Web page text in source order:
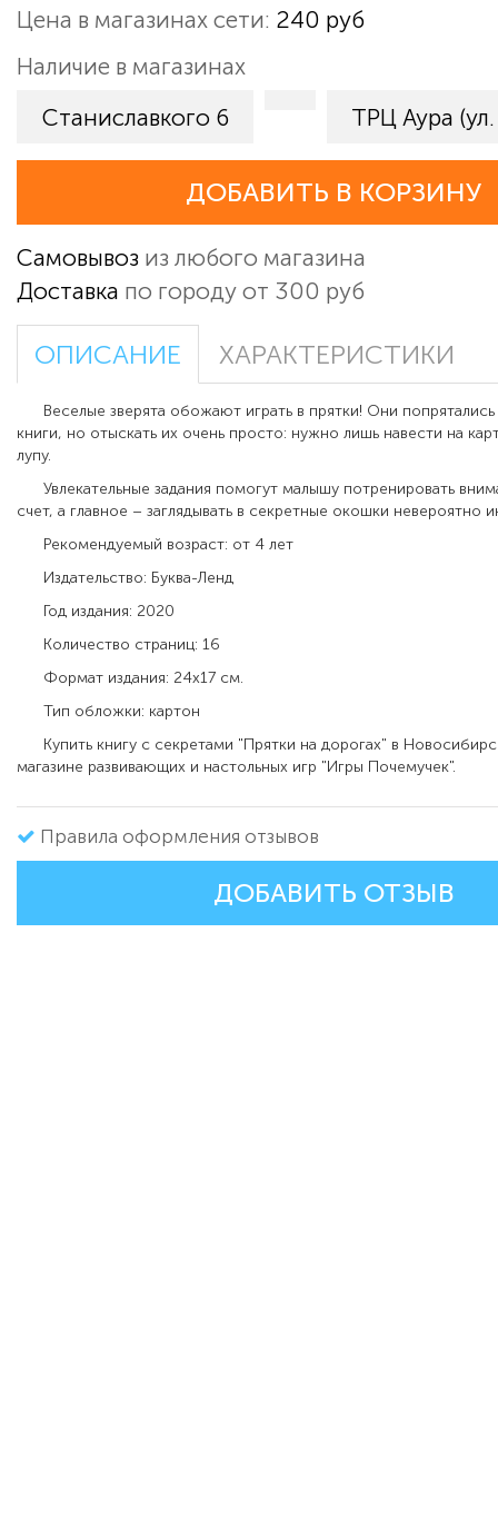
Цена в магазинах сети: 240 руб
Наличие в магазинах
Станиславкого 6
ТРЦ Аура
ДОБАВИТЬ В КОРЗИНУ
Самовывоз из любого магазина
Доставка по городу от 300 руб
ОПИСАНИЕ ХАРАКТЕРИСТИКИ
Веселые зверята обожают играть в прятки! Они попрятались
книги, но отыскать их очень просто: нужно лишь навести на
лупу.
Увлекательные задания помогут малышу потренировать
счет, а главное – заглядывать в секретные окошки невероятно
Рекомендуемый возраст: от 4 лет
Издательство: Буква-Ленд
Год издания: 2020
Количество страниц: 16
Формат издания: 24х17 см.
Тип обложки: картон
Купить книгу с секретами "Прятки на дорогах" в
магазине развивающих и настольных игр "Игры Почемучек".
Правила оформления отзывов
ДОБАВИТЬ ОТЗЫВ